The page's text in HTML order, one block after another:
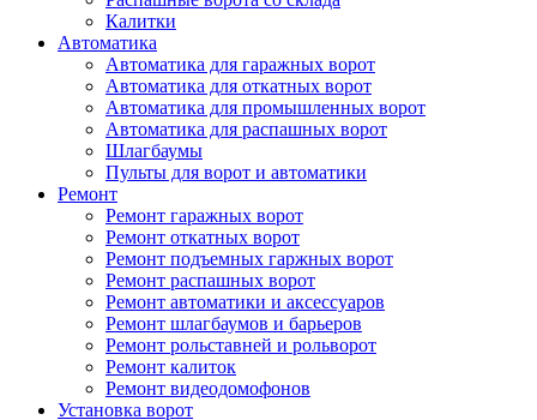
Калитки
Автоматика
Автоматика для гаражных ворот
Автоматика для откатных ворот
Автоматика для промышленных ворот
Автоматика для распашных ворот
Шлагбаумы
Пульты для ворот и автоматики
Ремонт
Ремонт гаражных ворот
Ремонт откатных ворот
Ремонт подъемных гаржных ворот
Ремонт распашных ворот
Ремонт автоматики и аксессуаров
Ремонт шлагбаумов и барьеров
Ремонт рольставней и рольворот
Ремонт калиток
Ремонт видеодомофонов
Установка ворот